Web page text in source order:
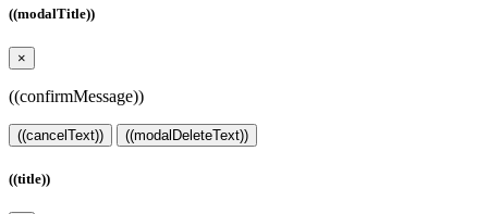
((modalTitle))
×
((confirmMessage))
((cancelText)) ((modalDeleteText))
((title))